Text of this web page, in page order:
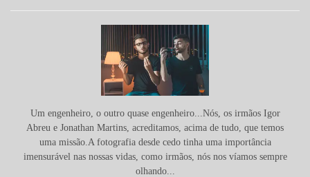
Um engenheiro, o outro quase engenheiro...Nós, os irmãos Igor
Abreu e Jonathan Martins, acreditamos, acima de tudo, que temos
uma missão.A fotografia desde cedo tinha uma importância
imensurável nas nossas vidas, como irmãos, nós nos víamos sempre
olhando...